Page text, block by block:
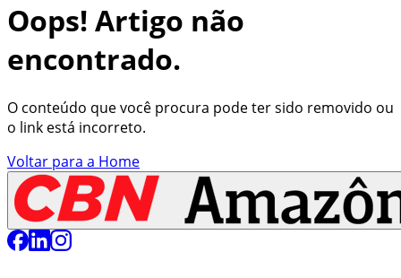
Oops! Artigo não
encontrado.
O conteúdo que você procura pode ter sido removido ou
o link está incorreto.
Voltar para a Home